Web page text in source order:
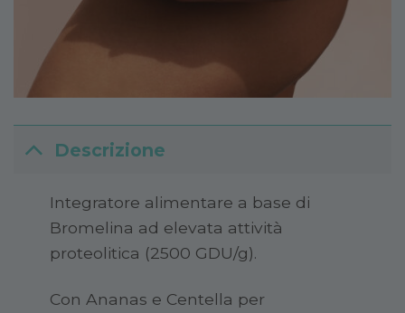
Descrizione
Integratore alimentare a base di
Bromelina ad elevata attività
proteolitica (2500 GDU/g).
Con Ananas e Centella per